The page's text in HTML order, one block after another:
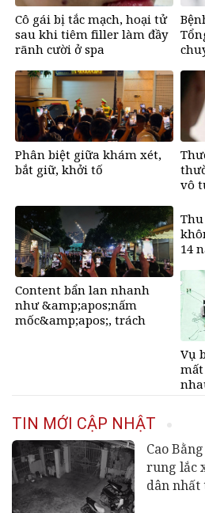
Cô gái bị tắc mạch, hoại tử
sau khi tiêm filler làm đầy
rãnh cười ở spa
Phân biệt giữa khám xét,
bắt giữ, khởi tố
vô
sau
Content bẩn lan nhanh
như &amp;apos;nấm
mốc&amp;apos;, trách
14
Vụ
TIN MỚI CẬP NHẬT
Cao
rung lắc
dân nhất